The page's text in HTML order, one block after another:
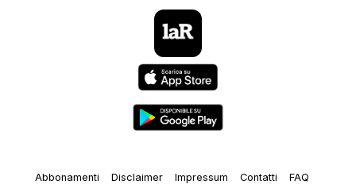
Abbonamenti Disclaimer Impressum Contatti
FAQ